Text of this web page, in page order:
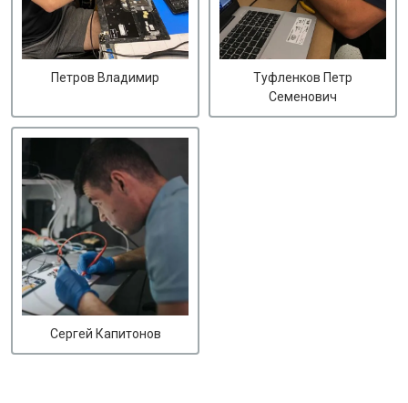
Петров Владимир
Туфленков Петр
Семенович
Сергей Капитонов